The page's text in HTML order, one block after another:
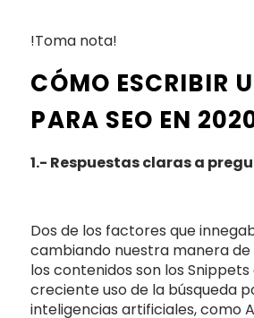
!Toma nota!
CÓMO ESCRIBIR
PARA SEO EN
1.- Respuestas claras a
Dos de los factores que
cambiando nuestra manera de
los contenidos son los
creciente uso de la búsqueda
inteligencias artificiales, como